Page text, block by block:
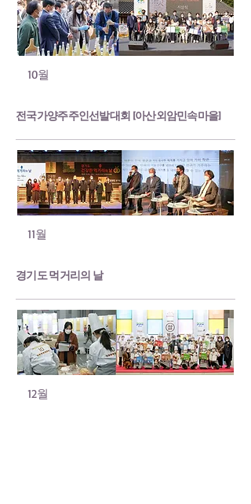
10월
전국가양주주인선발대회 [아산외암민속마을]
11월
경기도 먹거리의 날
12월